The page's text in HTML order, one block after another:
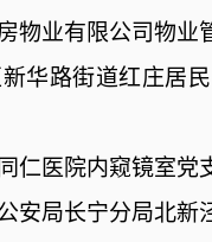
物业有限公司物业
新华路街道红庄居
同仁医院内窥镜室
公安局长宁分局北